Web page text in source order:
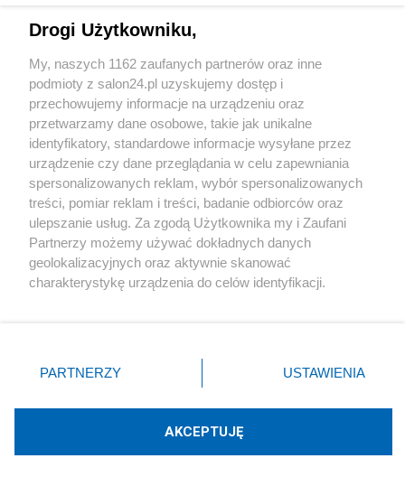
Sport
Społeczeństwo
Kultura
X Facebook Instagram Youtube
Technologię dostarcza:W3media.pl
Drogi Użytkowniku,
My, naszych 1162 zaufanych partnerów oraz inne
podmioty z salon24.pl uzyskujemy dostęp i
przechowujemy informacje na urządzeniu oraz
przetwarzamy dane osobowe, takie jak unikalne
identyfikatory, standardowe informacje wysyłane przez
urządzenie czy dane przeglądania w celu zapewniania
spersonalizowanych reklam, wybór spersonalizowanych
treści, pomiar reklam i treści, badanie odbiorców oraz
ulepszanie usług. Za zgodą Użytkownika my i Zaufani
Partnerzy możemy używać dokładnych danych
geolokalizacyjnych oraz aktywnie skanować
charakterystykę urządzenia do celów identyfikacji.
zmienić/wycofać klikając przycisk ustawień prywatności
znajdujący się w lewym dolnym rogu strony
rodzaje przetwarzania danych nie wymagają zgody
użytkownika, ale masz prawo sprzeciwić się takiemu
PARTNERZY USTAWIENIA
AKCEPTUJĘ